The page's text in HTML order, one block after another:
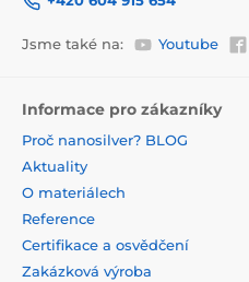
Jsme také na: Youtube
Informace pro zákazníky
Proč nanosilver? BLOG
Aktuality
O materiálech
Reference
Certifikace a osvědčení
Zakázková výroba